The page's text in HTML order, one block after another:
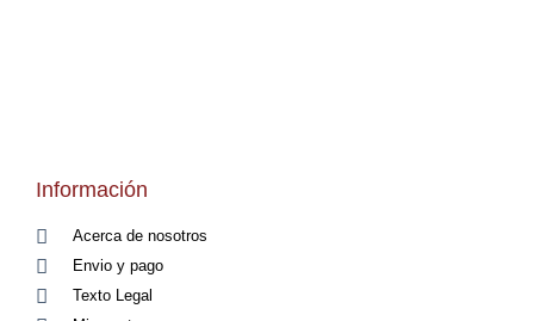
Información
Acerca de nosotros
Envio y pago
Texto Legal